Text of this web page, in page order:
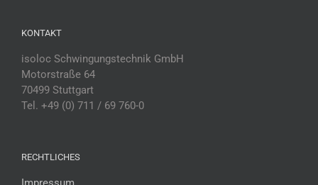
KONTAKT
isoloc Schwingungstechnik GmbH
Motorstraße 64
70499 Stuttgart
Tel. +49 (0) 711 / 69 760-0
RECHTLICHES